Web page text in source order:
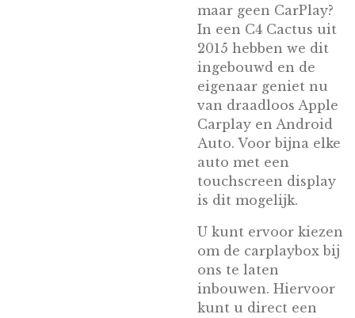
maar geen CarPlay?
In een C4 Cactus uit
2015 hebben we dit
ingebouwd en de
eigenaar geniet nu
van draadloos Apple
Carplay en Android
Auto. Voor bijna elke
auto met een
touchscreen display
is dit mogelijk.
U kunt ervoor kiezen
om de carplaybox bij
ons te laten
inbouwen. Hiervoor
kunt u direct een